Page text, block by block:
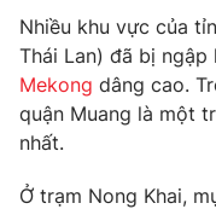
Nhân vật
Khán giả
Giải sao mai
Âm nhạc
Sao
Đời sống
Du lịch
Làm đẹp
Giáo dục
Tuyển sinh
Học trực tuyến
Công nghệ
Hitech Công nghệ
Nhiều khu vực của
Thái Lan) đã bị
Mekong dâng cao.
quận Muang là một
nhất.
Ở trạm Nong Khai,